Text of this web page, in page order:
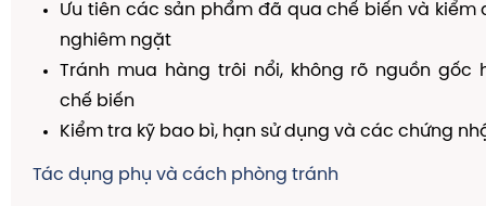
Ưu tiên các sản phẩm đã qua chế biến và kiểm
nghiêm ngặt
Tránh mua hàng trôi nổi, không rõ nguồn gốc
chế biến
Kiểm tra kỹ bao bì, hạn sử dụng và các chứng
Tác dụng phụ và cách phòng tránh